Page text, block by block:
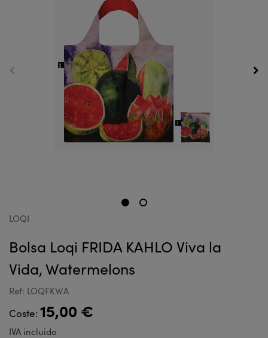
LOQI
Bolsa Loqi FRIDA KAHLO Viva la
Vida, Watermelons
Ref: LOQFKWA
Coste: 15,00 €
IVA incluido